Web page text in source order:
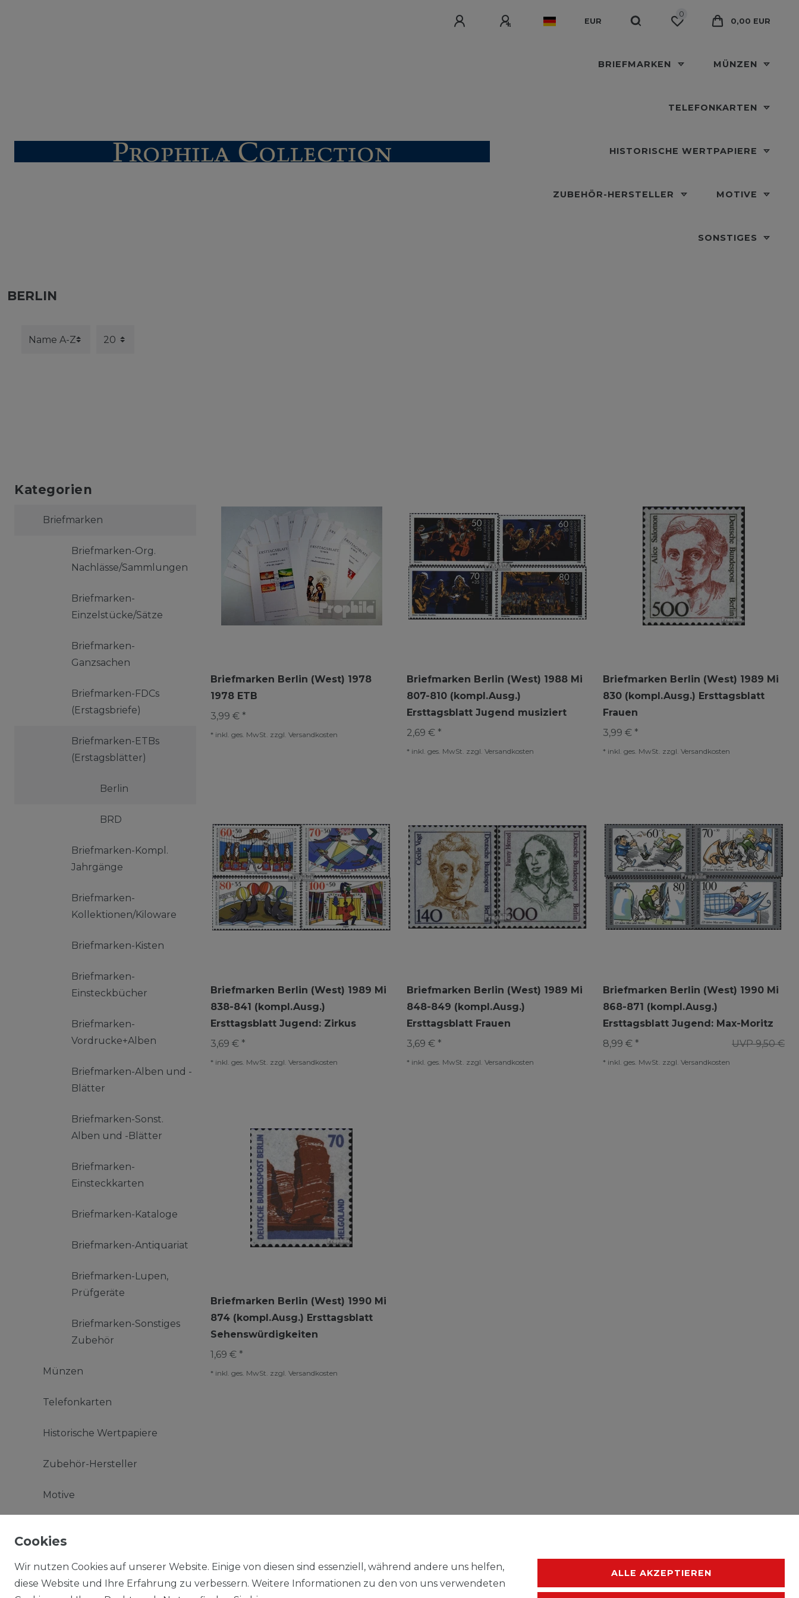
EUR
0
0,00 EUR
BRIEFMARKEN MÜNZEN
TELEFONKARTEN
HISTORISCHE WERTPAPIERE
ZUBEHÖR-HERSTELLER MOTIVE
SONSTIGES
BERLIN
Kategorien
Briefmarken
Briefmarken-Org.
Nachlässe/Sammlungen
Briefmarken-
Einzelstücke/Sätze
Briefmarken-
Ganzsachen
Briefmarken-FDCs
(Erstagsbriefe)
Briefmarken-ETBs
(Erstagsblätter)
Berlin
BRD
Briefmarken-Kompl.
Jahrgänge
Briefmarken-
Kollektionen/Kiloware
Briefmarken-Kisten
Briefmarken-
Einsteckbücher
Briefmarken-
Vordrucke+Alben
Briefmarken-Alben und -
Blätter
Briefmarken-Sonst.
Alben und -Blätter
Briefmarken-
Einsteckkarten
Briefmarken-Kataloge
Briefmarken-Antiquariat
Briefmarken-Lupen,
Prüfgeräte
Briefmarken-Sonstiges
Zubehör
Münzen
Telefonkarten
Historische Wertpapiere
Zubehör-Hersteller
Motive
Briefmarken Berlin (West) 1978
1978 ETB
3,99 € *
* inkl. ges. MwSt. zzgl. Versandkosten
Briefmarken Berlin (West) 1988 Mi
807-810 (kompl.Ausg.)
Ersttagsblatt Jugend musiziert
2,69 € *
* inkl. ges. MwSt. zzgl. Versandkosten
Briefmarken Berlin (West) 1989 Mi
830 (kompl.Ausg.) Ersttagsblatt
Frauen
3,99 € *
* inkl. ges. MwSt. zzgl. Versandkosten
Briefmarken Berlin (West) 1989 Mi
838-841 (kompl.Ausg.)
Ersttagsblatt Jugend: Zirkus
3,69 € *
* inkl. ges. MwSt. zzgl. Versandkosten
Briefmarken Berlin (West) 1989 Mi
848-849 (kompl.Ausg.)
Ersttagsblatt Frauen
3,69 € *
* inkl. ges. MwSt. zzgl. Versandkosten
Briefmarken Berlin (West) 1990 Mi
868-871 (kompl.Ausg.)
Ersttagsblatt Jugend: Max-Moritz
UVP 9,50 €
8,99 € *
* inkl. ges. MwSt. zzgl. Versandkosten
Briefmarken Berlin (West) 1990 Mi
874 (kompl.Ausg.) Ersttagsblatt
Sehenswürdigkeiten
1,69 € *
* inkl. ges. MwSt. zzgl. Versandkosten
AGB / WIDERRUFSRECHT
Cookies
Wir nutzen Cookies auf unserer Website. Einige von diesen sind essenziell, während andere uns helfen,
diese Website und Ihre Erfahrung zu verbessern. Weitere Informationen zu den von uns verwendeten
ALLE AKZEPTIEREN